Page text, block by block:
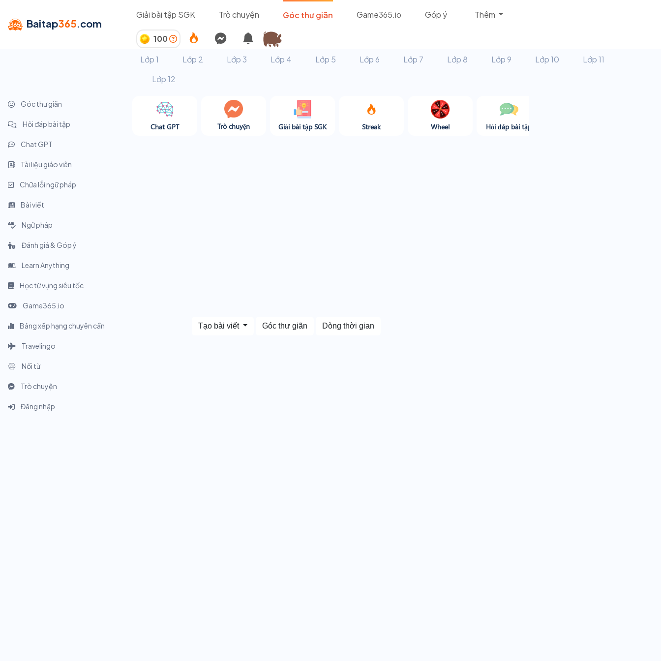
Baitap365.com
Giải bài tập SGK Trò chuyện Góc thư giãn Game365.io Góp ý Thêm
100
Lớp 1
Lớp 2 Lớp 3 Lớp 4 Lớp 5 Lớp 6 Lớp 7 Lớp 8 Lớp 9 Lớp 10
Lớp 11
Lớp 12
Góc thư giãn
Hỏi đáp bài tập
Chat GPT
Tài liệu giáo viên
Chữa lỗi ngữ pháp
Bài viết
Ngữ pháp
Đánh giá & Góp ý
Learn Anything
Học từ vựng siêu tốc
Game365.io
Bảng xếp hạng chuyên cần
Travelingo
Nối từ
Trò chuyện
Đăng nhập
Chat GPT Trò chuyện Giải bài tập SGK Streak Wheel Hỏi đáp bài tập
Tạo bài viết Góc thư giãn Dòng thời gian